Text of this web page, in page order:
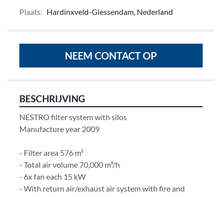
Plaats: Hardinxveld-Giessendam, Nederland
NEEM CONTACT OP
BESCHRIJVING
NESTRO filter system with silos
Manufacture year 2009
- Filter area 576 m²
- Total air volume 70,000 m³/h
- 6x fan each 15 kW
- With return air/exhaust air system with fire and